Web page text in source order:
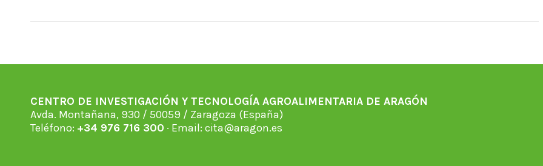
CENTRO DE INVESTIGACIÓN Y TECNOLOGÍA AGROALIMENTARIA DE ARAGÓN
Avda. Montañana, 930 / 50059 / Zaragoza (España)
Teléfono: +34 976 716 300 · Email: cita@aragon.es